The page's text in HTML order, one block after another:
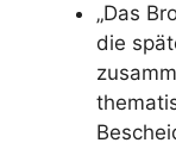
„Das
die